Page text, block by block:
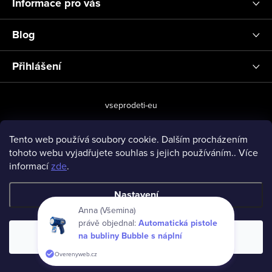
Tento web používá soubory cookie. Dalším procházením
tohoto webu vyjadřujete souhlas s jejich používáním.. Více
informacízde.
Nastavení
Souhlasím
Blog
Přihlášení
vseprodeti-eu
Copyright 2026www.vseprodeti.eu. Všechna práva vyhrazena.
Anna (Všemina)
právě objednal: Automatická pistole
na bubliny Bubble s náplní
Overenyweb.cz